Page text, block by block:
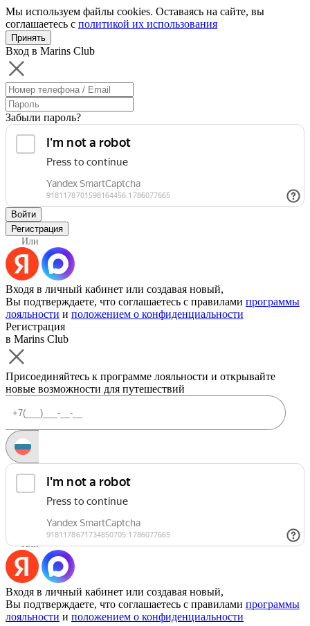
Мы используем файлы cookies. Оставаясь на сайте, вы
соглашаетесь с политикой их использования
Принять
Вход в Marins Club
Забыли пароль?
Войти
Регистрация
Или
Входя в личный кабинет или создавая новый,
Вы подтверждаете, что соглашаетесь с правилами программы
лояльности и положением о конфиденциальности
Регистрация
в Marins Club
Присоединяйтесь к программе лояльности и открывайте
новые возможности для путешествий
Запросить код
Уже есть аккаунт?Войти
Или
Входя в личный кабинет или создавая новый,
Вы подтверждаете, что соглашаетесь с правилами программы
лояльности и положением о конфиденциальности